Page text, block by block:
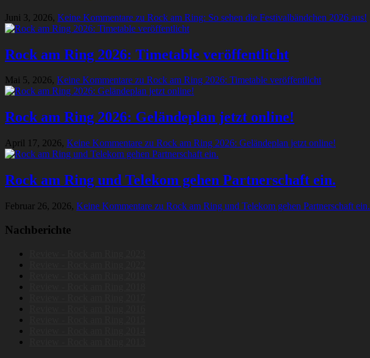
Juni 3, 2026, Keine Kommentare zu Rock am Ring: So sehen die Festivalbändchen 2026 aus!
Rock am Ring 2026: Timetable veröffentlicht
Mai 5, 2026, Keine Kommentare zu Rock am Ring 2026: Timetable veröffentlicht
Rock am Ring 2026: Geländeplan jetzt online!
April 17, 2026, Keine Kommentare zu Rock am Ring 2026: Geländeplan jetzt online!
Rock am Ring und Telekom gehen Partnerschaft ein.
Februar 26, 2026, Keine Kommentare zu Rock am Ring und Telekom gehen Partnerschaft ein.
Nachberichte